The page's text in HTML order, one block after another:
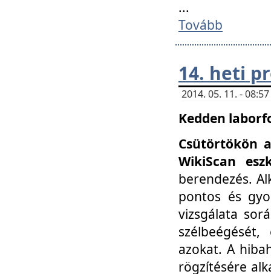
...
Tovább
14. heti
2014. 05. 11. -
Kedden
Csütörtökön
WikiScan
berendezés.
pontos és
vizsgálata
azokat. A
rögzítésére